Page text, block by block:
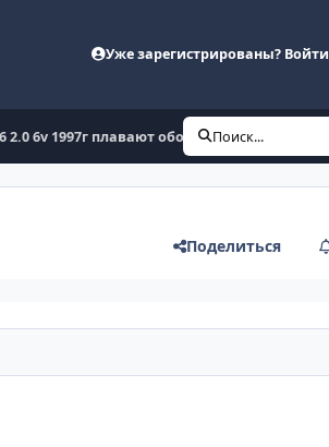
Уже зарегистрированы? Войти
2.0 6v 1997г плавают оборотыПоиск...
Поделиться